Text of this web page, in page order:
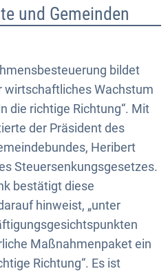
und Gemeinden
bildet
wirtschaftliches Wachstum
die richtige Richtung“. Mit
der Präsident des
Heribert
Steuersenkungsgesetzes.
bestätigt diese
hinweist, „unter
Maßnahmenpaket ein
Richtung“. Es ist